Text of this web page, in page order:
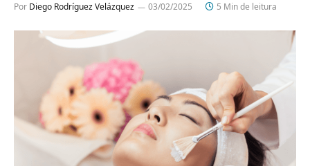
Por Diego Rodríguez Velázquez 03/02/2025 5 Min de leitura